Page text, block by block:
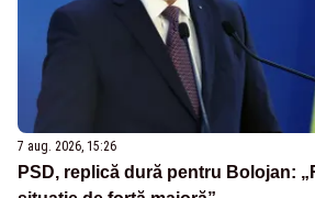
7 aug. 2026, 15:26
PSD, replică dură pentru Bolojan: